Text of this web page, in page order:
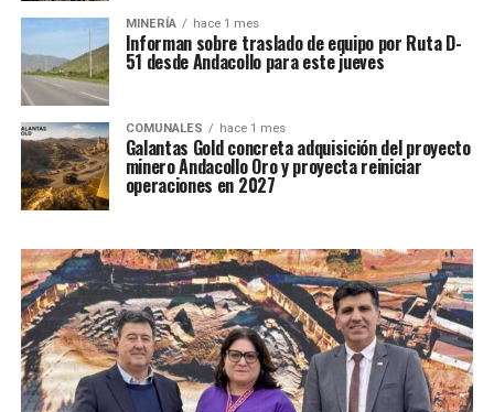
MINERÍA hace 1 mes
Informan sobre traslado de equipo por Ruta D-
51 desde Andacollo para este jueves
COMUNALES hace 1 mes
Galantas Gold concreta adquisición del proyecto
minero Andacollo Oro y proyecta reiniciar
operaciones en 2027